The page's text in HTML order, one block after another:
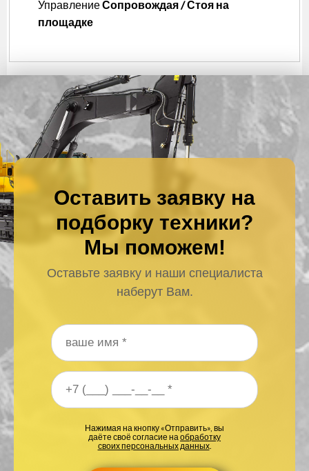
УправлениеСопровождая / Стоя на
площадке
Оставить заявку на
подборку техники?
Мы поможем!
Оставьте заявку и наши специалиста
наберут Вам.
Ваше имя*
Ваш номер телефона*
Нажимая на кнопку «Отправить», вы
даёте своё согласие наобработку
своих персональных данных.